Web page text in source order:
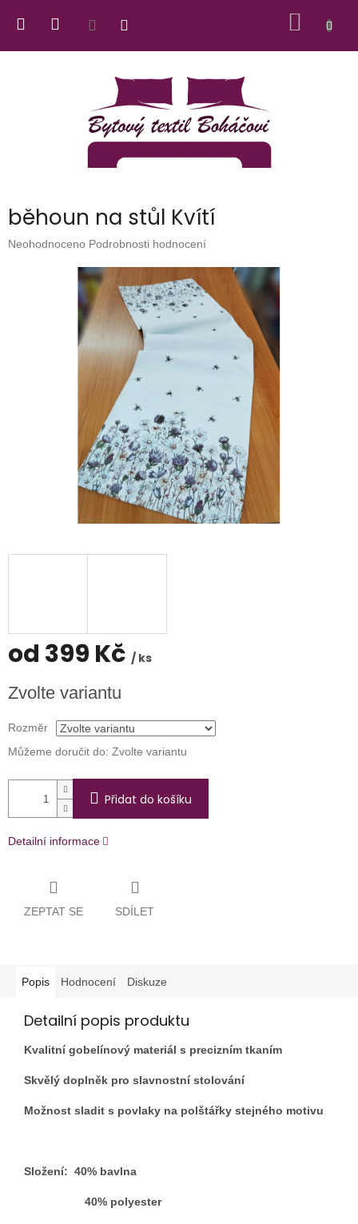
běhoun na stůl Kvítí
Průměrné
Neohodnoceno Podrobnosti hodnocení
od 399 Kč / ks
cena:
Zvolte variantu
Rozměr
Můžeme doručit do: Zvolte variantu
Přidat do košíku
Detailní informace
ZEPTAT SE SDÍLET
Popis Hodnocení Diskuze
Detailní popis produktu
Kvalitní gobelínový materiál s precizním tkaním
Skvělý doplněk pro slavnostní stolování
Možnost sladit s povlaky na polštářky stejného motivu
Složení: 40% bavlna
40% polyester